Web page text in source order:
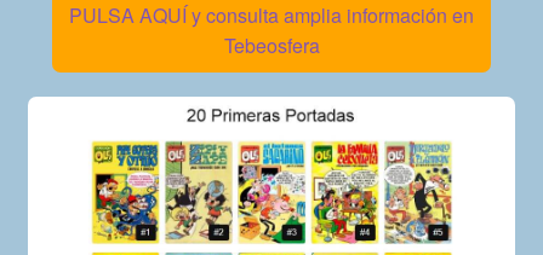
PULSA AQUÍ y consulta amplia información en
Tebeosfera